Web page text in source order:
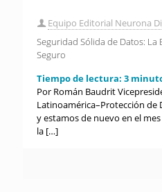
Equipo Editorial Neurona
Seguridad Sólida de Datos:
Seguro
Tiempo de lectura: 3
Por Román Baudrit
Latinoamérica–Protección de
y estamos de nuevo en el
la […]